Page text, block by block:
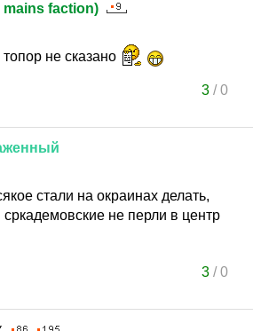
mains faction)
не сказано
3/0
стали на окраинах делать,
не перли в центр
3/0